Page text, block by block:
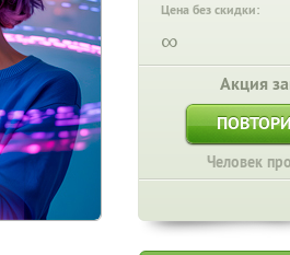
Цена без скидки:
∞
Акция
Человек